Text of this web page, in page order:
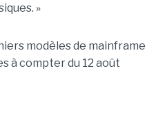
»
modèles de mainframe
à compter du 12 août